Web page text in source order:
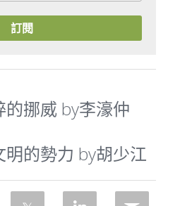
訂閱
挪威 by李濠仲
的勢力 by胡少江